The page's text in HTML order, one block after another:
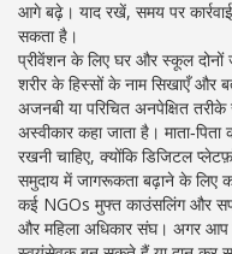
आगे बढ़े। याद रखें, समय पर
सकता है।
प्रीवेंशन के लिए घर और स्कूल दोनों
शरीर के हिस्सों के नाम सिखाएँ और
अजनबी या परिचित अनपेक्षित
अस्वीकार कहा जाता है।
रखनी चाहिए, क्योंकि डिजिटल
समुदाय में जागरूकता बढ़ाने के लिए
कई NGOs मुफ्त काउंसलिंग और
और महिला अधिकार संघ। अगर आप